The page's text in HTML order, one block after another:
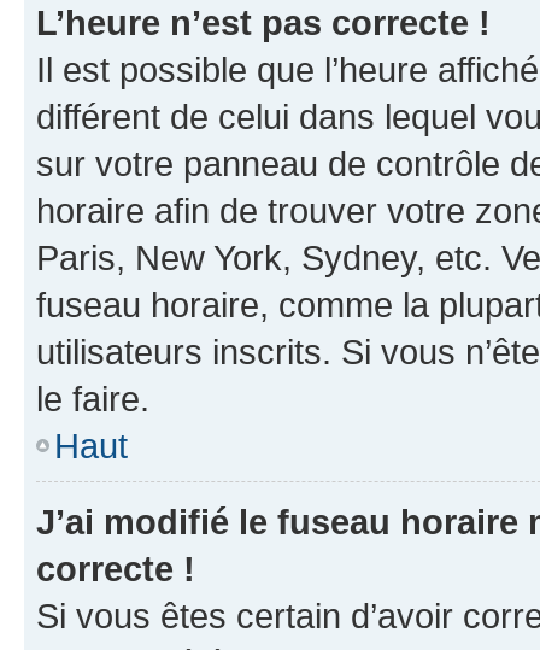
L’heure n’est pas correcte !
Il est possible que l’heure
différent de celui dans lequel
sur votre panneau de contrôle
horaire afin de trouver votre
Paris, New York, Sydney, etc.
fuseau horaire, comme la
utilisateurs inscrits. Si vous
le faire.
Haut
J’ai modifié le fuseau horaire
correcte !
Si vous êtes certain d’avoir